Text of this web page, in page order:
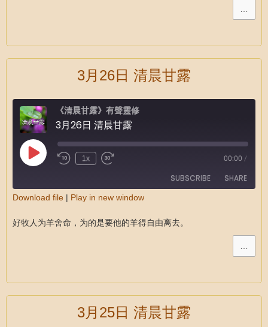
…
3月26日 清晨甘露
《清晨甘露》有聲靈修
3月26日 清晨甘露
1x 00:00 /
SUBSCRIBE SHARE
RSS FEED
Download file | Play in new window
好牧人为羊舍命，为的是要他的羊得自由离去。
…
3月25日 清晨甘露